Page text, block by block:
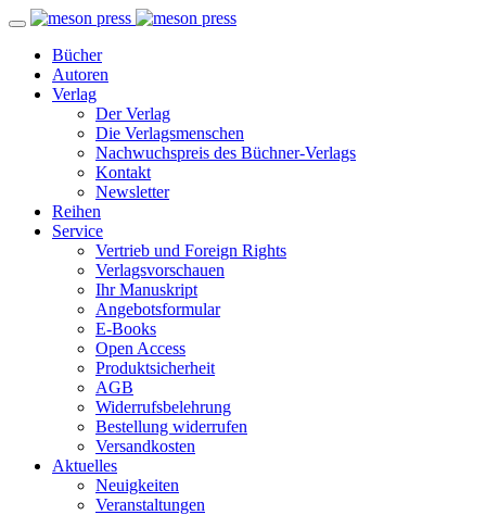
Bücher
Autoren
Verlag
Der Verlag
Die Verlagsmenschen
Nachwuchspreis des Büchner-Verlags
Kontakt
Newsletter
Reihen
Service
Vertrieb und Foreign Rights
Verlagsvorschauen
Ihr Manuskript
Angebotsformular
E-Books
Open Access
Produktsicherheit
AGB
Widerrufsbelehrung
Bestellung widerrufen
Versandkosten
Aktuelles
Neuigkeiten
Veranstaltungen